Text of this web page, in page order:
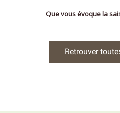
Que vous évoque la
Retrouver